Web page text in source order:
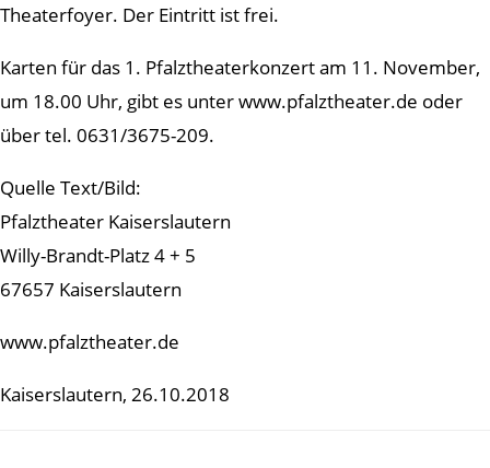
Theaterfoyer. Der Eintritt ist frei.
Karten für das 1. Pfalztheaterkonzert am 11. November,
um 18.00 Uhr, gibt es unter www.pfalztheater.de oder
über tel. 0631/3675-209.
Quelle Text/Bild:
Pfalztheater Kaiserslautern
Willy-Brandt-Platz 4 + 5
67657 Kaiserslautern
www.pfalztheater.de
Kaiserslautern, 26.10.2018